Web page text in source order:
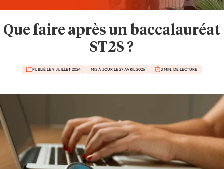
Que faire après un baccalauréat
ST2S ?
PUBLIÉ LE 9 JUILLET 2024 MIS À JOUR LE 27 AVRIL 2026 3 MIN. DE LECTURE